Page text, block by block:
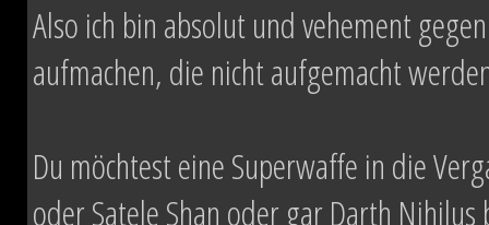
Also ich bin absolut und vehement
aufmachen, die nicht aufgemacht
Du möchtest eine Superwaffe in die
oder Satele Shan oder gar Darth